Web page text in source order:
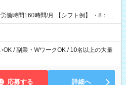
間/月 【シフト例】 ・8：00
OK / 副業・WワークOK / 10名以上の大量
応募する 詳細へ